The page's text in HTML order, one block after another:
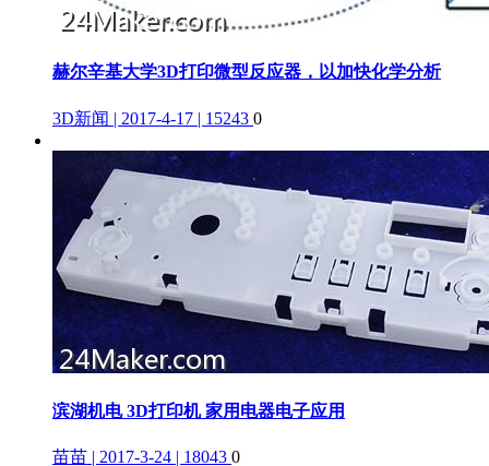
赫尔辛基大学3D打印微型反应器，以加快化学分析
3D新闻 | 2017-4-17 | 15243 0
滨湖机电 3D打印机 家用电器电子应用
苗苗 | 2017-3-24 | 18043 0